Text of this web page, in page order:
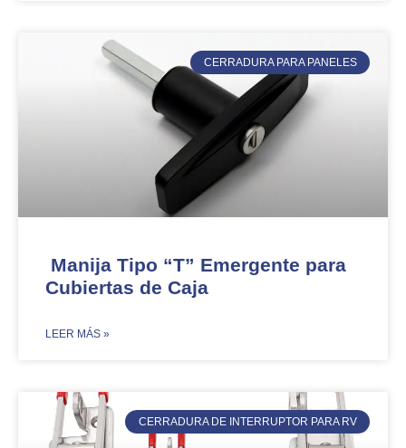
CERRADURA PARA PANELES
Manija Tipo “T” Emergente para
Cubiertas de Caja
​LEER MÁS »
CERRADURA DE INTERRUPTOR PARA RV